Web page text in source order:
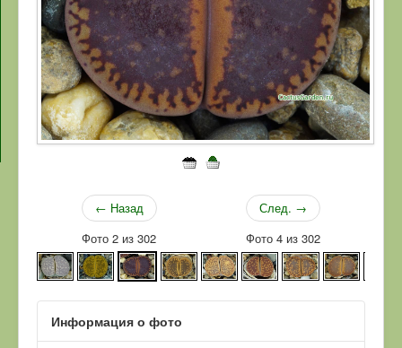
← Назад
Фото 2 из 302
След. →
Фото 4 из 302
Информация о фото